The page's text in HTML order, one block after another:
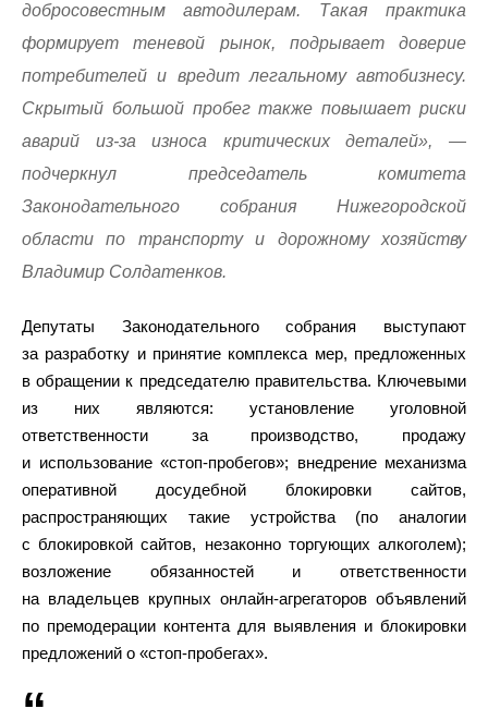
добросовестным автодилерам. Такая практика
формирует теневой рынок, подрывает доверие
потребителей и вредит легальному автобизнесу.
Скрытый большой пробег также повышает риски
аварий из-за износа критических деталей», —
подчеркнул председатель комитета
Законодательного собрания Нижегородской
области по транспорту и дорожному хозяйству
Владимир Солдатенков.
Депутаты Законодательного собрания выступают
за разработку и принятие комплекса мер, предложенных
в обращении к председателю правительства. Ключевыми
из них являются: установление уголовной
ответственности за производство, продажу
и использование «стоп-пробегов»; внедрение механизма
оперативной досудебной блокировки сайтов,
распространяющих такие устройства (по аналогии
с блокировкой сайтов, незаконно торгующих алкоголем);
возложение обязанностей и ответственности
на владельцев крупных онлайн-агрегаторов объявлений
по премодерации контента для выявления и блокировки
предложений о «стоп-пробегах».